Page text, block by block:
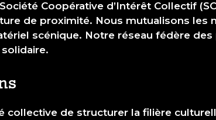
Coopérative d’Intérêt Collectif
de proximité. Nous mutualisons
scénique. Notre réseau fédère
collective de structurer la filière